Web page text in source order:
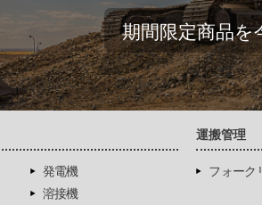
期間限定商品を
発電機
溶接機
運搬管理
フォーク